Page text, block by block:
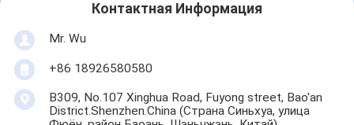
Контактная Информация
Mr. Wu
+86 18926580580
B309, No.107 Xinghua Road, Fuyong street, Bao'an
District.Shenzhen.China (Страна Синьхуа, улица